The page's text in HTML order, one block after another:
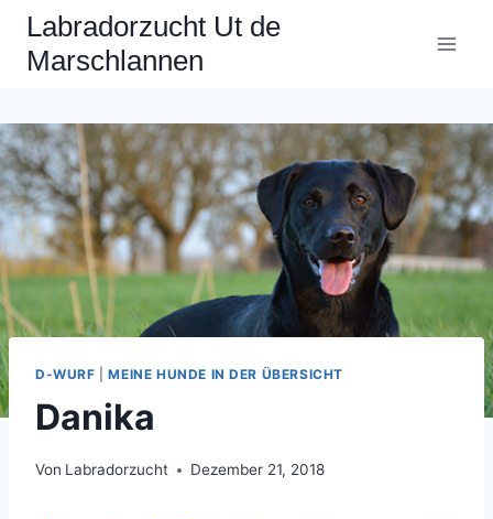
Zum
Inhalt
springen
Labradorzucht Ut de
Marschlannen
D-WURF |MEINE HUNDE IN DER ÜBERSICHT
Danika
Von Labradorzucht Dezember 21, 2018